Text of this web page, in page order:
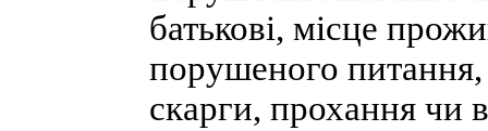
батькові, місце
порушеного питання,
скарги, прохання чи